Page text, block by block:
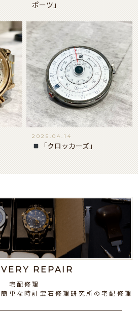
ポーツ」
2025.04.14
「クロッカーズ」
REPAIR
宅配修理
単な時計宝石修理研究所の宅配修理